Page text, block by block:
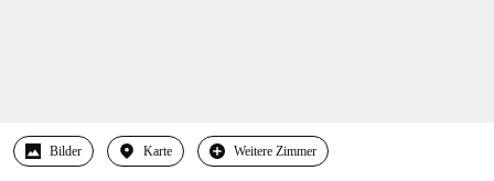
Bilder Karte Weitere Zimmer